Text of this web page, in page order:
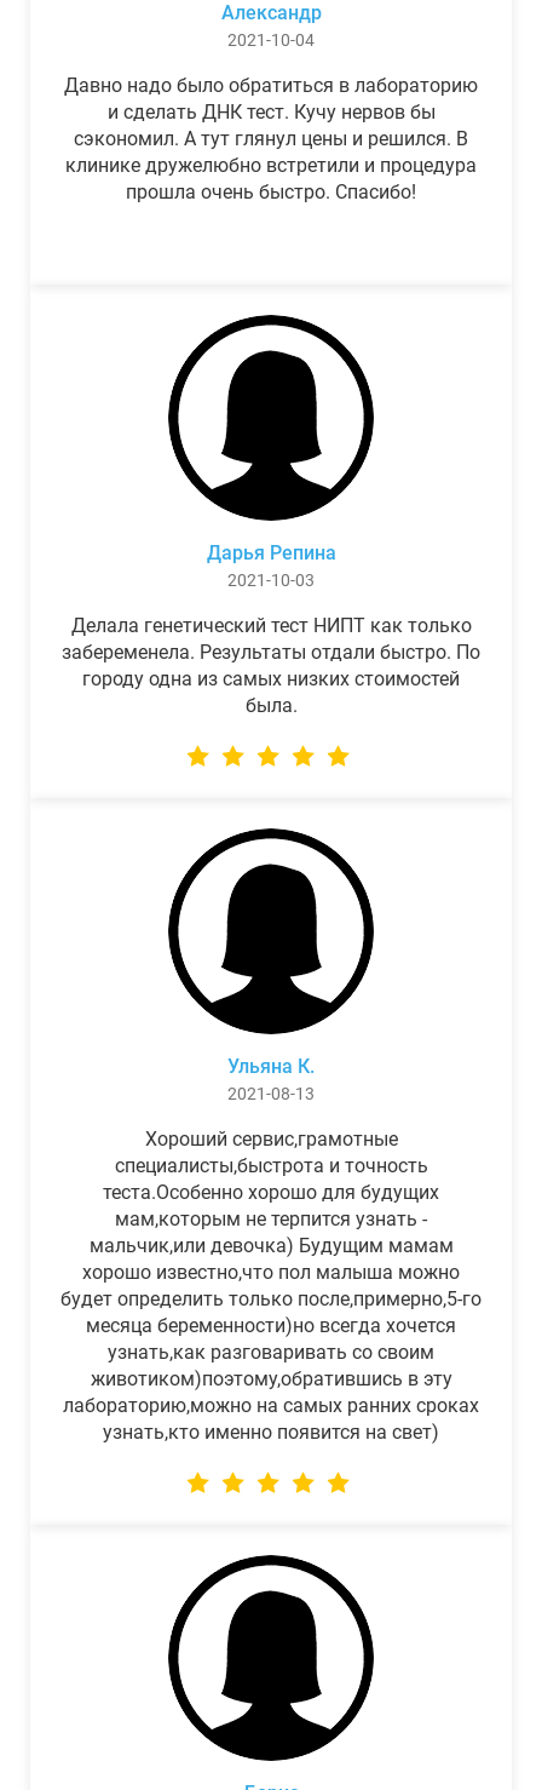
Александр
2021-10-04
Давно надо было обратиться в лабораторию
и сделать ДНК тест. Кучу нервов бы
сэкономил. А тут глянул цены и решился. В
клинике дружелюбно встретили и процедура
прошла очень быстро. Спасибо!
Дарья Репина
2021-10-03
Делала генетический тест НИПТ как только
забеременела. Результаты отдали быстро. По
городу одна из самых низких стоимостей
была.
Ульяна К.
2021-08-13
Хороший сервис,грамотные
специалисты,быстрота и точность
теста.Особенно хорошо для будущих
мам,которым не терпится узнать -
мальчик,или девочка) Будущим мамам
хорошо известно,что пол малыша можно
будет определить только после,примерно,5-го
месяца беременности)но всегда хочется
узнать,как разговаривать со своим
животиком)поэтому,обратившись в эту
лабораторию,можно на самых ранних сроках
узнать,кто именно появится на свет)